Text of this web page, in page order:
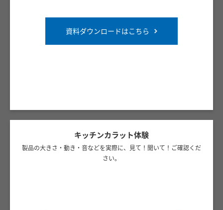
資料ダウンロードはこちら
キッチンカラット体験
製品の大きさ・動き・音などを実際に、見て！聞いて！ご確認くだ
さい。